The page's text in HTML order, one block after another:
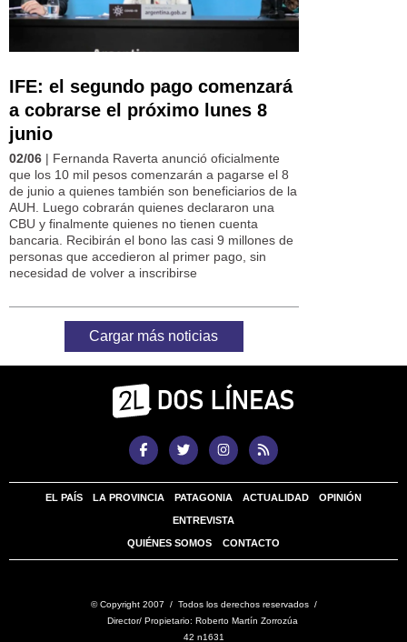
IFE: el segundo pago comenzará
a cobrarse el próximo lunes 8
junio
02/06 | Fernanda Raverta anunció oficialmente
que los 10 mil pesos comenzarán a pagarse el 8
de junio a quienes también son beneficiarios de la
AUH. Luego cobrarán quienes declararon una
CBU y finalmente quienes no tienen cuenta
bancaria. Recibirán el bono las casi 9 millones de
personas que accedieron al primer pago, sin
necesidad de volver a inscribirse
Cargar más noticias
EL PAÍS LA PROVINCIA PATAGONIA ACTUALIDAD OPINIÓN
ENTREVISTA
QUIÉNES SOMOS CONTACTO
© Copyright 2007 / Todos los derechos reservados /
Director/ Propietario: Roberto Martín Zorrozúa
42 n1631